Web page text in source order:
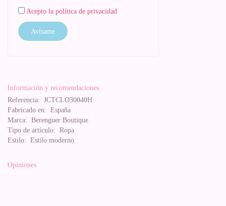
Acepto la política de privacidad
Avísame
Información y recomendaciones
Referencia: JCTCLO30040H
Fabricado en: España
Marca: Berenguer Boutique
Tipo de artículo: Ropa
Estilo: Estilo moderno
Opiniones